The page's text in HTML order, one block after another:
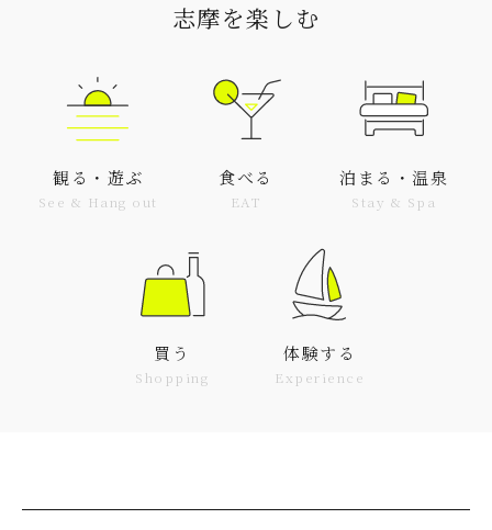
志摩を楽しむ
観る・遊ぶ
See & Hang out
食べる
EAT
泊まる・温泉
Stay & Spa
買う
Shopping
体験する
Experience